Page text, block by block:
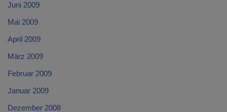
Juni 2009
Mai 2009
April 2009
März 2009
Februar 2009
Januar 2009
Dezember 2008